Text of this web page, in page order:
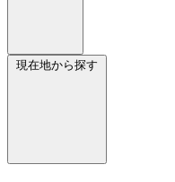
現在地から探す